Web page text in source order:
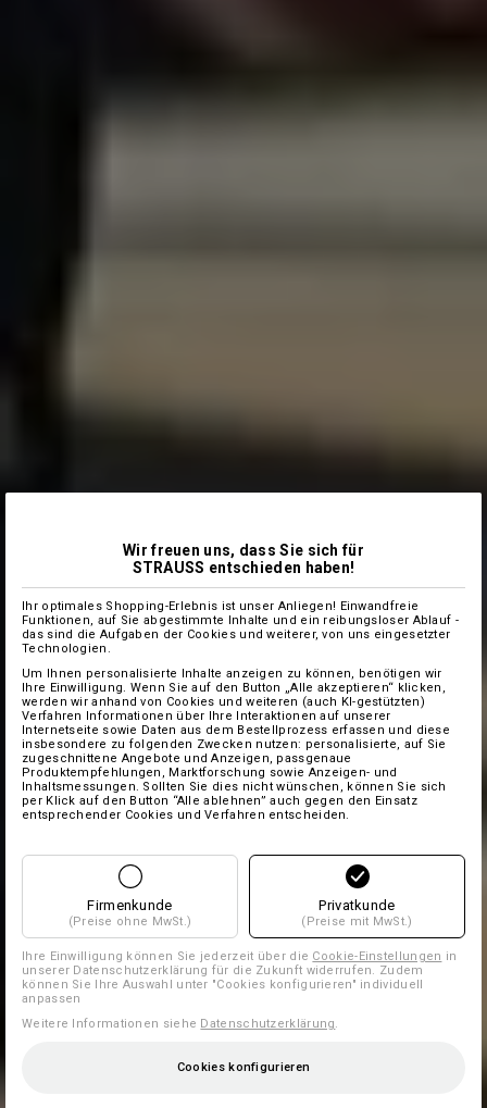
Wir freuen uns, dass Sie sich für
STRAUSS entschieden haben!
Ihr optimales Shopping-Erlebnis ist unser Anliegen! Einwandfreie
Funktionen, auf Sie abgestimmte Inhalte und ein reibungsloser Ablauf -
das sind die Aufgaben der Cookies und weiterer, von uns eingesetzter
Technologien.
Um Ihnen personalisierte Inhalte anzeigen zu können, benötigen wir
Ihre Einwilligung. Wenn Sie auf den Button „Alle akzeptieren“ klicken,
werden wir anhand von Cookies und weiteren (auch KI-gestützten)
Verfahren Informationen über Ihre Interaktionen auf unserer
Internetseite sowie Daten aus dem Bestellprozess erfassen und diese
insbesondere zu folgenden Zwecken nutzen: personalisierte, auf Sie
zugeschnittene Angebote und Anzeigen, passgenaue
Produktempfehlungen, Marktforschung sowie Anzeigen- und
Inhaltsmessungen. Sollten Sie dies nicht wünschen, können Sie sich
per Klick auf den Button “Alle ablehnen” auch gegen den Einsatz
entsprechender Cookies und Verfahren entscheiden.
Firmenkunde
(Preise ohne MwSt.)
Privatkunde
(Preise mit MwSt.)
Ihre Einwilligung können Sie jederzeit über die Cookie-Einstellungen in
unserer Datenschutzerklärung für die Zukunft widerrufen. Zudem
können Sie Ihre Auswahl unter "Cookies konfigurieren" individuell
anpassen
Weitere Informationen siehe Datenschutzerklärung.
Cookies konfigurieren